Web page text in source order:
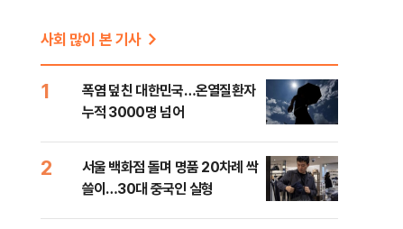
사회 많이 본 기사
1
폭염 덮친 대한민국…온열질환자
누적 3000명 넘어
2
서울 백화점 돌며 명품 20차례 싹
쓸이…30대 중국인 실형